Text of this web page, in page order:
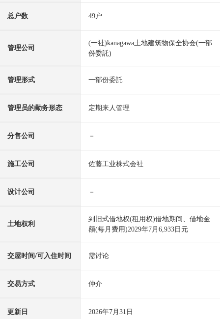
总户数 49户
管理公司
(一社)kanagawa土地建筑物保全协会(一部
份委託)
管理形式 一部份委託
管理员的勤务形态 定期来人管理
分售公司 －
施工公司 佐藤工业株式会社
设计公司 －
土地权利
到旧式借地权(租用权)借地期间、借地金
额(每月费用)2029年7月6,933日元
交屋时间/可入住时间 需讨论
交易方式 仲介
更新日 2026年7月31日